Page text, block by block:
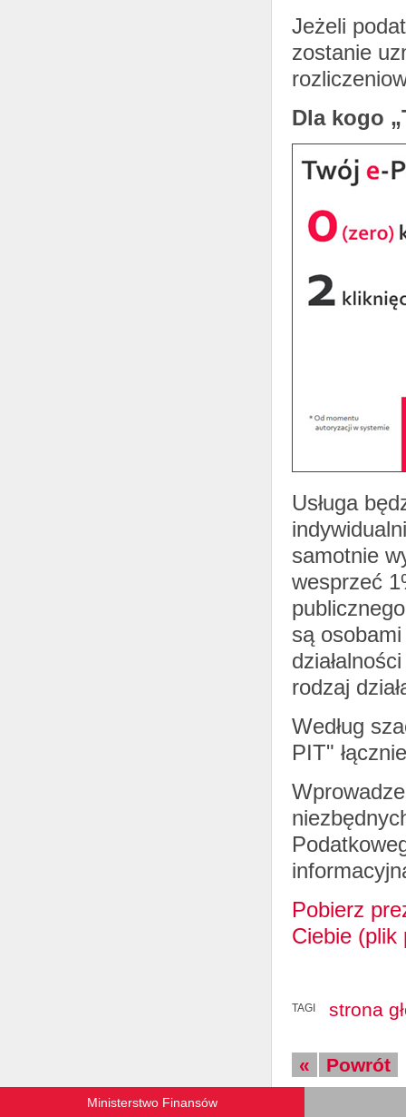
Jeżeli
zostanie
Dla kogo
Usługa
samotnie
wesprzeć
są
rodzaj
Według
PIT"
Pobierz
Ciebie (plik
TAGI strona
« Powrót
Ministerstwo Finansów